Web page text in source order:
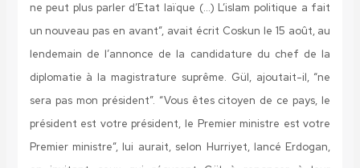
ne peut plus parler d’Etat laïque (…) L’islam politique a fait
un nouveau pas en avant”, avait écrit Coskun le 15 août, au
lendemain de l’annonce de la candidature du chef de la
diplomatie à la magistrature suprême. Gül, ajoutait-il, “ne
sera pas mon président”. “Vous êtes citoyen de ce pays, le
président est votre président, le Premier ministre est votre
Premier ministre”, lui aurait, selon Hurriyet, lancé Erdogan,